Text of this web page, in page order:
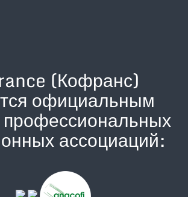
(Кофранс)
официальным
ассоциаций: